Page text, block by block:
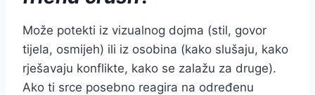
Može potekti iz vizualnog dojma (stil, govor
tijela, osmijeh) ili iz osobina (kako slušaju, kako
rješavaju konflikte, kako se zalažu za druge).
Ako ti srce posebno reagira na određenu